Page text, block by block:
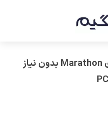
تجربه بدون محدودیت: بازی Marathon بدون نیاز